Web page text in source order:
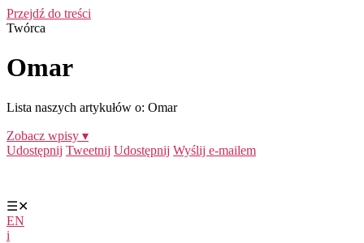
Przejdź do treści
Twórca
Omar
Lista naszych artykułów o: Omar
Zobacz wpisy ▾
Udostępnij Tweetnij Udostępnij Wyślij e-mailem
☰✕
EN
i